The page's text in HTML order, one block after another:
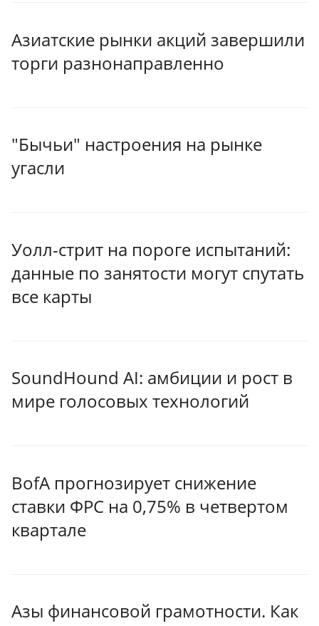
Азиатские рынки акций завершили
торги разнонаправленно
"Бычьи" настроения на рынке
угасли
Уолл-стрит на пороге испытаний:
данные по занятости могут спутать
все карты
SoundHound AI: амбиции и рост в
мире голосовых технологий
BofA прогнозирует снижение
ставки ФРС на 0,75% в четвертом
квартале
Азы финансовой грамотности. Как